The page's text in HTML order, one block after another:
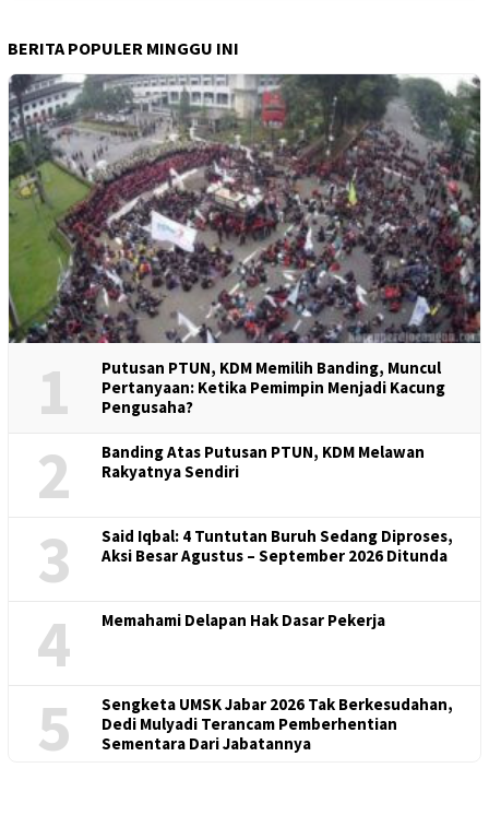
BERITA POPULER MINGGU INI
1
Putusan PTUN, KDM Memilih Banding, Muncul
Pertanyaan: Ketika Pemimpin Menjadi Kacung
Pengusaha?
2
Banding Atas Putusan PTUN, KDM Melawan
Rakyatnya Sendiri
3
Said Iqbal: 4 Tuntutan Buruh Sedang Diproses,
Aksi Besar Agustus – September 2026 Ditunda
4 Memahami Delapan Hak Dasar Pekerja
5
Sengketa UMSK Jabar 2026 Tak Berkesudahan,
Dedi Mulyadi Terancam Pemberhentian
Sementara Dari Jabatannya